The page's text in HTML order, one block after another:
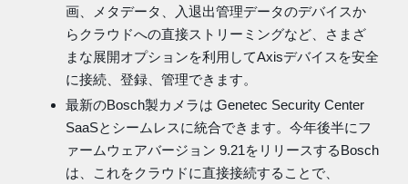
画、メタデータ、入退出管理データのデバイスか
らクラウドへの直接ストリーミングなど、さまざ
まな展開オプションを利用してAxisデバイスを安全
に接続、登録、管理できます。
最新のBosch製カメラは Genetec Security Center
SaaSとシームレスに統合できます。今年後半にフ
ァームウェアバージョン 9.21をリリースするBosch
は、これをクラウドに直接接続することで、